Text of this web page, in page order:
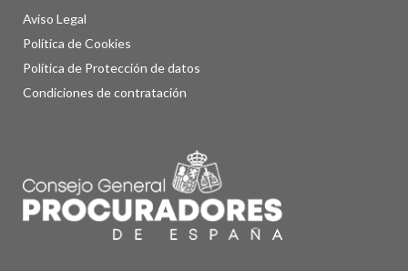
Aviso Legal
Política de Cookies
Política de Protección de datos
Condiciones de contratación